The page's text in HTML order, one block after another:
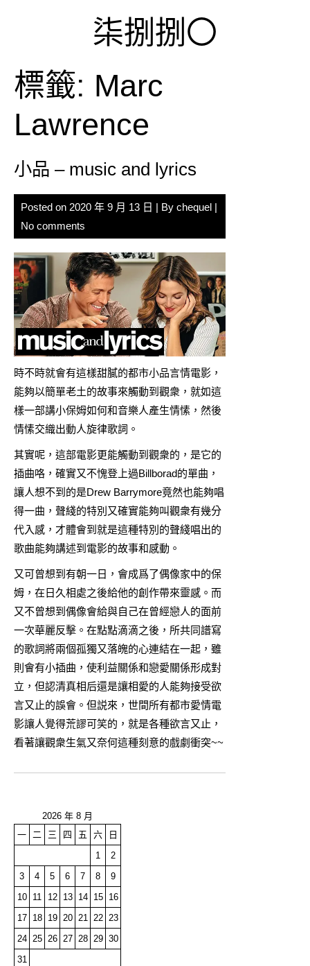
柒捌捌〇
標籤: Marc
Lawrence
小品 – music and lyrics
Posted on 2020 年 9 月 13 日 | By chequel |
No comments
時不時就會有這樣甜膩的都市小品言情電影，
能夠以簡單老土的故事來觸動到觀衆，就如這
樣一部講小保姆如何和音樂人產生情愫，然後
情愫交織出動人旋律歌詞。
其實呢，這部電影更能觸動到觀衆的，是它的
插曲咯，確實又不愧登上過Billborad的單曲，
讓人想不到的是Drew Barrymore竟然也能夠唱
得一曲，聲綫的特別又確實能夠叫觀衆有幾分
代入感，才體會到就是這種特別的聲綫唱出的
歌曲能夠講述到電影的故事和感動。
又可曾想到有朝一日，會成爲了偶像家中的保
姆，在日久相處之後給他的創作帶來靈感。而
又不曾想到偶像會給與自己在曾經戀人的面前
一次華麗反擊。在點點滴滴之後，所共同譜寫
的歌詞將兩個孤獨又落魄的心連結在一起，雖
則會有小插曲，使利益關係和戀愛關係形成對
立，但認清真相后還是讓相愛的人能夠接受欲
言又止的誤會。但説來，世間所有都市愛情電
影讓人覺得荒謬可笑的，就是各種欲言又止，
看著讓觀衆生氣又奈何這種刻意的戲劇衝突~~
2026 年 8 月
一 二 三 四 五 六
日
1
2
3
4 5 6 7 8
9
10
11 12 13 14 15
16
17
18 19 20 21 22 23
24 25 26 27 28 29 30
31